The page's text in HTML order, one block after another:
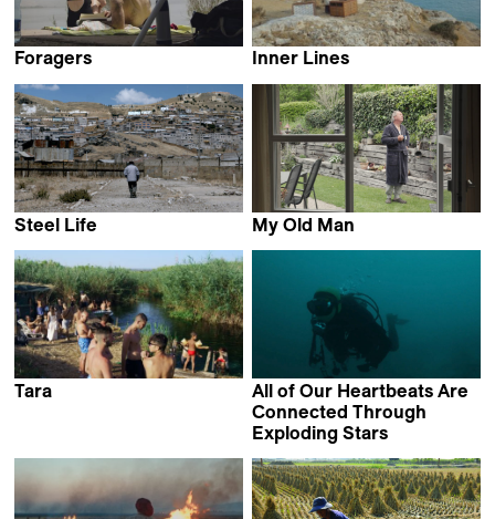
Foragers
Inner Lines
Steel Life
My Old Man
Tara
All of Our Heartbeats Are
Connected Through
Exploding Stars